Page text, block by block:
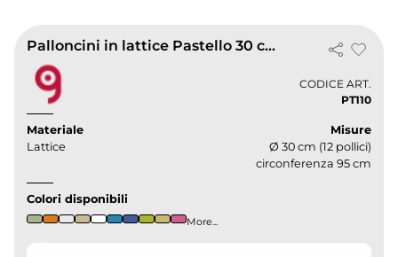
Palloncini in lattice Pastello 30 cm biodegradabili |
CODICE ART.
PT110
Materiale
Lattice
Misure
Ø 30 cm (12 pollici)
circonferenza 95 cm
Colori disponibili
More...